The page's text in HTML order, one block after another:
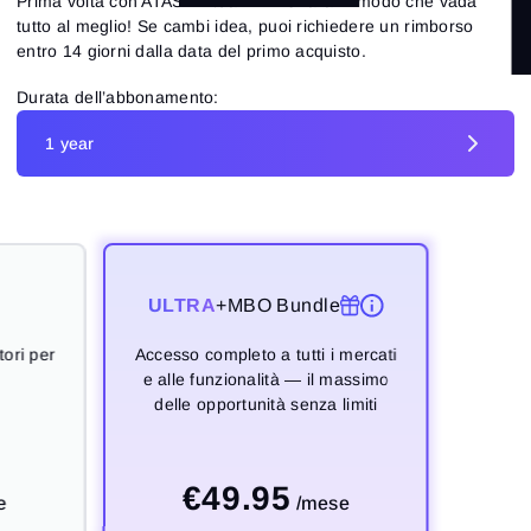
tutto al meglio! Se cambi idea, puoi richiedere un rimborso
entro 14 giorni dalla data del primo acquisto.
Durata dell’abbonamento:
1 year
1 year <44% di sconto
Lifetime
per
ULTRA+MBO Bundle
Accesso completo a tutti i mercati
e alle funzionalità — il massimo
delle opportunità senza limiti
€89.95 /mese
per
ULTRA+MBO Bundle
Accesso completo a tutti i mercati
e alle funzionalità — il massimo
delle opportunità senza limiti
€79.95 /mese
per
ULTRA+MBO Bundle
Accesso completo a tutti i mercati
e alle funzionalità — il massimo
delle opportunità senza limiti
€49.95 /mese
per
ULTRA+MBO Bundle
Accesso completo a tutti i mercati
e alle funzionalità — il massimo
delle opportunità senza limiti
€1,999